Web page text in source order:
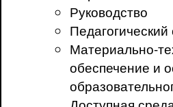
Руководство
Педагогический
Материально-
обеспечение и